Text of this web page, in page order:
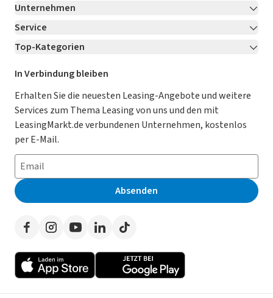
Unternehmen
Über LeasingMarkt.de
Karriere Jetzt bewerben!
Für Händler
Kooperation mit AutoScout24
AGB
Datenschutz
Impressum
Erklärung zur Barrierefreiheit
Presse
Service
Kontakt
Ratgeber
Magazin
Datenschutz-Einstellungen
So funktioniert’s
Häufig gestellte Fragen
Leasing-Lexikon
Auto-Tests
Werben auf LeasingMarkt.de
Top-Kategorien
Leasing Deals
Gebrauchtwagen Leasing
Leasing ohne Anzahlung
E-Auto Leasing
Privatleasing
Leasing-Vergleiche
Herstellerverzeichnis
Händlerverzeichnis
In Verbindung bleiben
Erhalten Sie die neuesten Leasing-Angebote und weitere
Services zum Thema Leasing von uns und den mit
LeasingMarkt.de verbundenen Unternehmen, kostenlos
per E-Mail.
Absenden